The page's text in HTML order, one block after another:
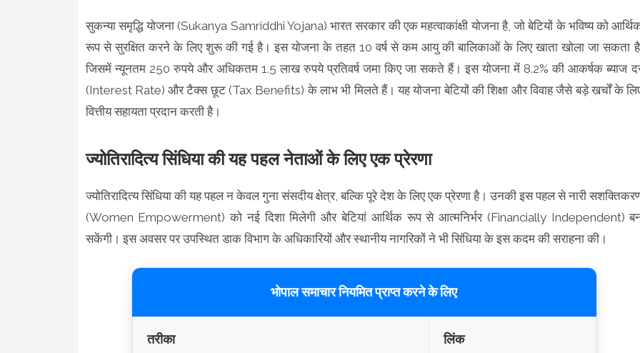
सुकन्या समृद्धि योजना (Sukanya Samriddhi Yojana) भारत सरकार की एक महत्वाकांक्षी योजना है, जो बेटियों के भविष्य को
रूप से सुरक्षित करने के लिए शुरू की गई है। इस योजना के तहत 10 वर्ष से कम आयु की बालिकाओं के लिए खाता खोला जा सकता
जिसमें न्यूनतम 250 रुपये और अधिकतम 1.5 लाख रुपये प्रतिवर्ष जमा किए जा सकते हैं। इस योजना में 8.2% की आकर्षक ब्याज
(Interest Rate) और टैक्स छूट (Tax Benefits) के लाभ भी मिलते हैं। यह योजना बेटियों की शिक्षा और विवाह जैसे बड़े खर्चों के
वित्तीय सहायता प्रदान करती है।
ज्योतिरादित्य सिंधिया की यह पहल नेताओं के लिए एक प्रेरणा
ज्योतिरादित्य सिंधिया की यह पहल न केवल गुना संसदीय क्षेत्र, बल्कि पूरे देश के लिए एक प्रेरणा है। उनकी इस पहल से नारी
(Women Empowerment) को नई दिशा मिलेगी और बेटियां आर्थिक रूप से आत्मनिर्भर (Financially Independent)
सकेंगी। इस अवसर पर उपस्थित डाक विभाग के अधिकारियों और स्थानीय नागरिकों ने भी सिंधिया के इस कदम की सराहना की।
भोपाल समाचार नियमित प्राप्त करने के लिए
तरीका लिंक